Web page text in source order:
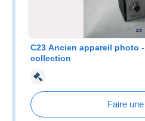
C23 Ancien appareil photo
collection
Faire